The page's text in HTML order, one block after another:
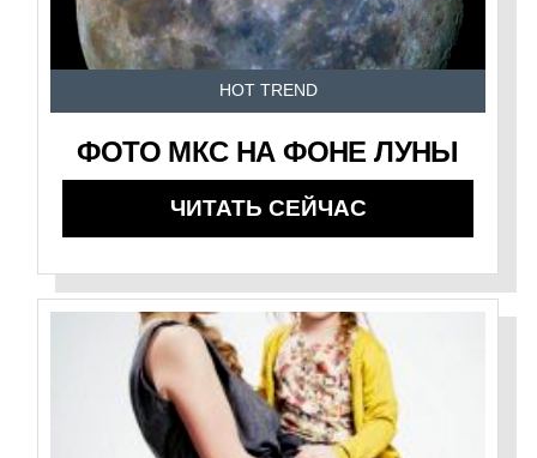
HOT TREND
ФОТО МКС НА ФОНЕ ЛУНЫ
ЧИТАТЬ СЕЙЧАС